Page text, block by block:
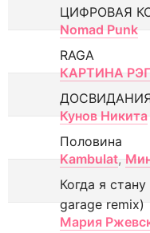
ЦИФРОВАЯ
Nomad Punk
RAGA
КАРТИНА
Кунов Никита
Половина
Kambulat,
Когда я
garage remix)
Мария